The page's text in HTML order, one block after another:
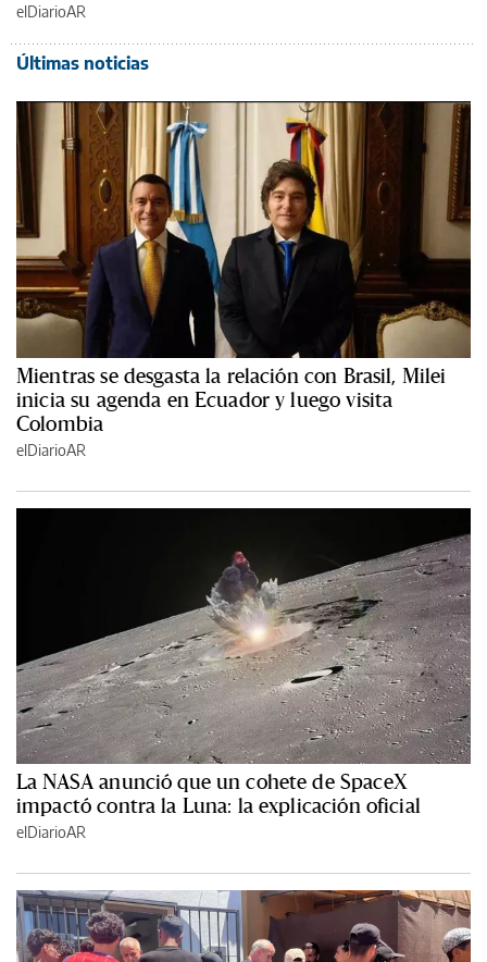
elDiarioAR
Últimas noticias
Mientras se desgasta la relación con Brasil, Milei
inicia su agenda en Ecuador y luego visita
Colombia
elDiarioAR
La NASA anunció que un cohete de SpaceX
impactó contra la Luna: la explicación oficial
elDiarioAR